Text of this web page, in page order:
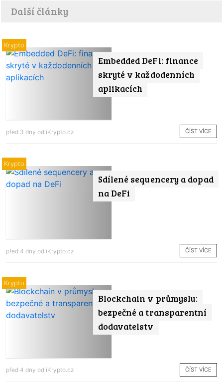
Další články
Embedded DeFi: finance
skryté v každodenních
aplikacích
Krypto
před 3 dny od iKrypto.cz ČÍST VÍCE
Sdílené sequencery a dopad
na DeFi
Krypto
před 4 dny od iKrypto.cz ČÍST VÍCE
Blockchain v průmyslu:
bezpečné a transparentní
dodavatelstv
Krypto
před 4 dny od iKrypto.cz ČÍST VÍCE